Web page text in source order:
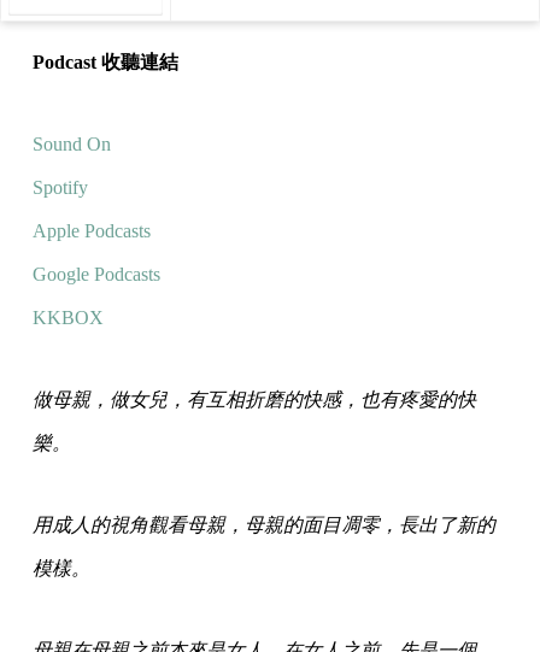
Podcast 收聽連結
Sound On
Spotify
Apple Podcasts
Google Podcasts
KKBOX
做母親，做女兒，有互相折磨的快感，也有疼愛的快
樂。
用成人的視角觀看母親，母親的面目凋零，長出了新的
模樣。